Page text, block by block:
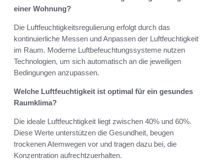
einer Wohnung?
Die Luftfeuchtigkeitsregulierung erfolgt durch das
kontinuierliche Messen und Anpassen der Luftfeuchtigkeit
im Raum. Moderne Luftbefeuchtungssysteme nutzen
Technologien, um sich automatisch an die jeweiligen
Bedingungen anzupassen.
Welche Luftfeuchtigkeit ist optimal für ein gesundes
Raumklima?
Die ideale Luftfeuchtigkeit liegt zwischen 40% und 60%.
Diese Werte unterstützen die Gesundheit, beugen
trockenen Atemwegen vor und tragen dazu bei, die
Konzentration aufrechtzuerhalten.